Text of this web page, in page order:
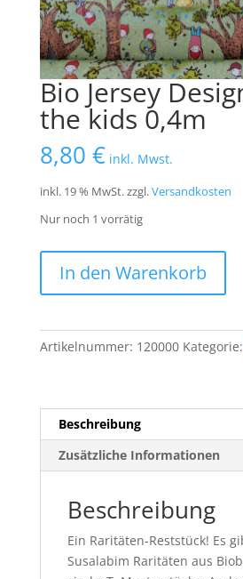
Bio Jersey
the kids 0,4m
8,80 € inkl. Mwst.
inkl. 19 % MwSt.zzgl.Versandkosten
Nur noch 1 vorrätig
Jersey
the
In den Warenkorb
Artikelnummer: 120000 Kategorie:
Beschreibung
Zusätzliche Informationen
Beschreibung
Ein Raritäten-Reststück! Es
Susalabim Raritäten aus